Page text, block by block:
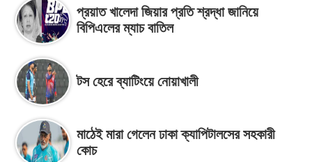
প্রয়াত খালেদা জিয়ার প্রতি শ্রদ্ধা জানিয়ে
বিপিএলের ম্যাচ বাতিল
টস হেরে ব্যাটিংয়ে নোয়াখালী
মাঠেই মারা গেলেন ঢাকা ক্যাপিটালসের সহকারী
কোচ